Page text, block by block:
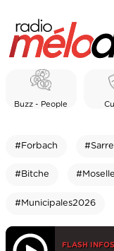
Buzz - People
#Forbach
#Bitche
#Municipales2026
FLASH INFOS